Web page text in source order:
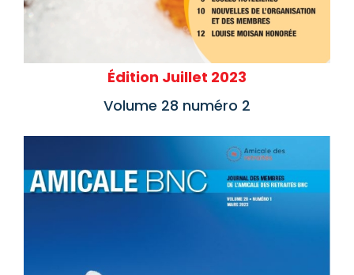
Édition Juillet 2023
Volume 28 numéro 2